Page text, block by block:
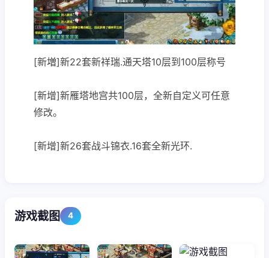
[新増]新22套新祥瑞.通天塔10层到100层称号
[新增]新雁塔地宫共100层，全新自定义可任意
修改。
[新增]新26套战斗锦衣.16套全新光环.
游戏截图 4